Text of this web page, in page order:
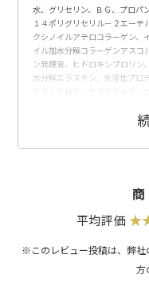
水、グリセリン、ＢＧ、プロパ
１４ポリグリセリル－２エー
クシノイルアテロコラーゲン、
イル加水分解コラーゲンアスコ
ン発酵液、ヒドロキシプロリン
水分解エラスチン、水溶性プロ
ス、オリーブ葉エキス、サガ
チルドデシル）、パルミチン
アシンアミド、イソステアリ
ルトレハロース、（メタクリ
リル）コポリマー、ポリクオ
リコール、水添レシチン、（ア
０））クロスポリマー、ＰＰ
平均評価